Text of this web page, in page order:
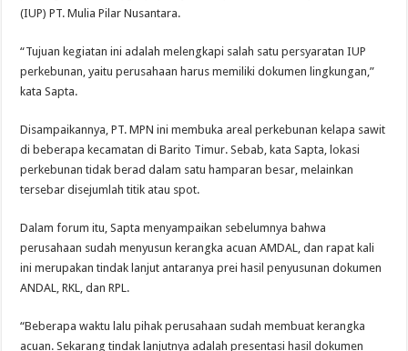
(IUP) PT. Mulia Pilar Nusantara.
“Tujuan kegiatan ini adalah melengkapi salah satu persyaratan IUP
perkebunan, yaitu perusahaan harus memiliki dokumen lingkungan,”
kata Sapta.
Disampaikannya, PT. MPN ini membuka areal perkebunan kelapa sawit
di beberapa kecamatan di Barito Timur. Sebab, kata Sapta, lokasi
perkebunan tidak berad dalam satu hamparan besar, melainkan
tersebar disejumlah titik atau spot.
Dalam forum itu, Sapta menyampaikan sebelumnya bahwa
perusahaan sudah menyusun kerangka acuan AMDAL, dan rapat kali
ini merupakan tindak lanjut antaranya prei hasil penyusunan dokumen
ANDAL, RKL, dan RPL.
“Beberapa waktu lalu pihak perusahaan sudah membuat kerangka
acuan. Sekarang tindak lanjutnya adalah presentasi hasil dokumen